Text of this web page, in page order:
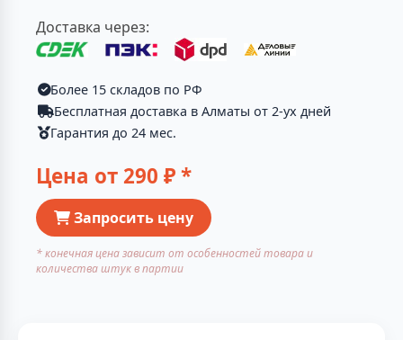
Доставка через:
Более 15 складов по РФ
Бесплатная доставка в Алматы от 2-ух дней
Гарантия до 24 мес.
Цена от 290 ₽ *
Запросить цену
* конечная цена зависит от особенностей товара и
количества штук в партии